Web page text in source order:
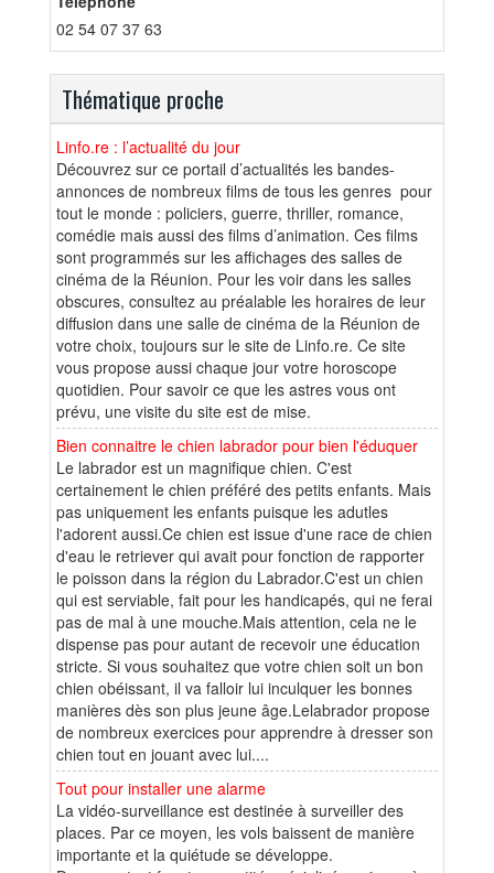
02 54 07 37 63
Thématique proche
Linfo.re : l’actualité du jour
Découvrez sur ce portail d’actualités les bandes-
annonces de nombreux films de tous les genres pour
tout le monde : policiers, guerre, thriller, romance,
comédie mais aussi des films d’animation. Ces films
sont programmés sur les affichages des salles de
cinéma de la Réunion. Pour les voir dans les salles
obscures, consultez au préalable les horaires de leur
diffusion dans une salle de cinéma de la Réunion de
votre choix, toujours sur le site de Linfo.re. Ce site
vous propose aussi chaque jour votre horoscope
quotidien. Pour savoir ce que les astres vous ont
prévu, une visite du site est de mise.
Bien connaitre le chien labrador pour bien l'éduquer
Le labrador est un magnifique chien. C'est
certainement le chien préféré des petits enfants. Mais
pas uniquement les enfants puisque les adutles
l'adorent aussi.Ce chien est issue d'une race de chien
d'eau le retriever qui avait pour fonction de rapporter
le poisson dans la région du Labrador.C'est un chien
qui est serviable, fait pour les handicapés, qui ne ferai
pas de mal à une mouche.Mais attention, cela ne le
dispense pas pour autant de recevoir une éducation
stricte. Si vous souhaitez que votre chien soit un bon
chien obéissant, il va falloir lui inculquer les bonnes
manières dès son plus jeune âge.Lelabrador propose
de nombreux exercices pour apprendre à dresser son
chien tout en jouant avec lui....
Tout pour installer une alarme
La vidéo-surveillance est destinée à surveiller des
places. Par ce moyen, les vols baissent de manière
importante et la quiétude se développe.